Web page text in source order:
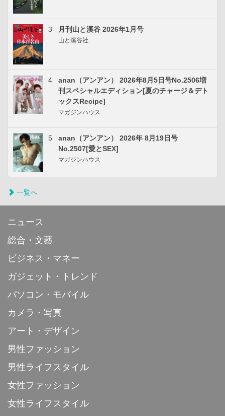
3 月刊山と溪谷 2026年1月号
山と溪谷社
4
anan（アンアン） 2026年8月5日号No.2506増
刊スペシャルエディション[夏のチャージ＆デト
ックスRecipe]
マガジンハウス
5
anan（アンアン） 2026年 8月19日号
No.2507[愛とSEX]
マガジンハウス
一覧へ
ニュース
総合・文藝
ビジネス・マネー
ガジェット・トレンド
パソコン・モバイル
カメラ・写真
アート・デザイン
男性ファッション
男性ライフスタイル
女性ファッション
女性ライフスタイル